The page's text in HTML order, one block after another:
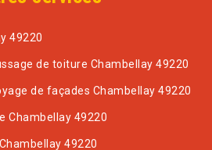
49220
de toiture Chambellay 49220
de façades Chambellay 49220
Chambellay 49220
49220